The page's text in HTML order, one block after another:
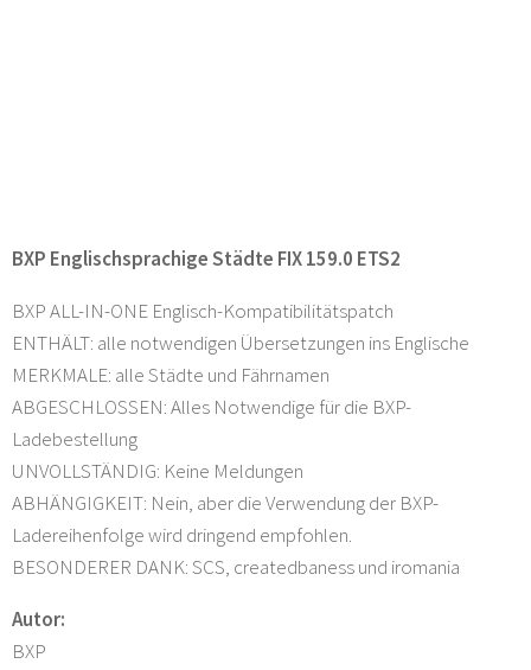
BXP Englischsprachige Städte FIX 159.0 ETS2
BXP ALL-IN-ONE Englisch-Kompatibilitätspatch
ENTHÄLT: alle notwendigen Übersetzungen ins Englische
MERKMALE: alle Städte und Fährnamen
ABGESCHLOSSEN: Alles Notwendige für die BXP-
Ladebestellung
UNVOLLSTÄNDIG: Keine Meldungen
ABHÄNGIGKEIT: Nein, aber die Verwendung der BXP-
Ladereihenfolge wird dringend empfohlen.
BESONDERER DANK: SCS, createdbaness und iromania
Autor:
BXP